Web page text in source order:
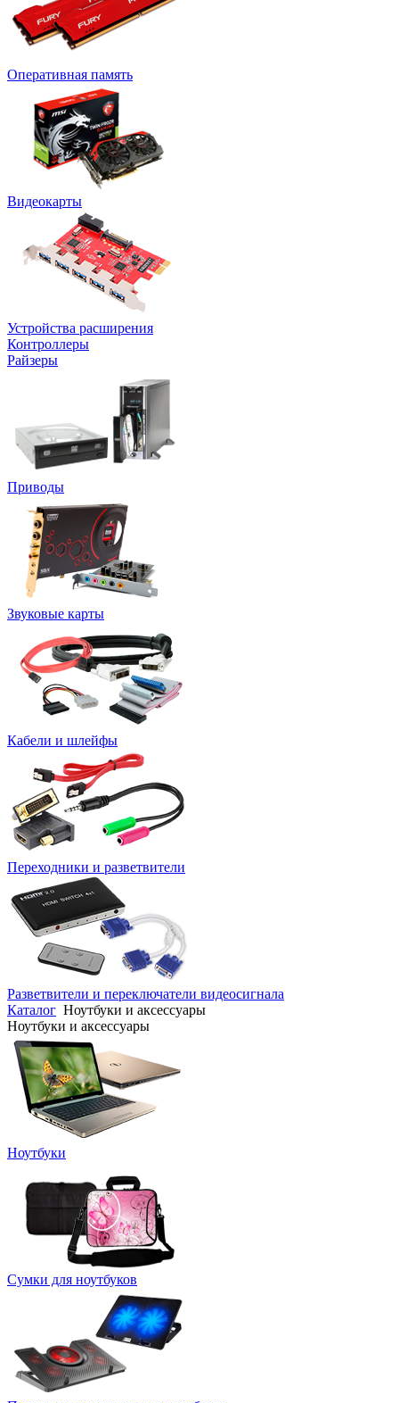
Оперативная память
Видеокарты
Устройства расширения
Контроллеры
Райзеры
Приводы
Звуковые карты
Кабели и шлейфы
Переходники и разветвители
Разветвители и переключатели видеосигнала
Каталог Ноутбуки и аксессуары
Ноутбуки и аксессуары
Ноутбуки
Сумки для ноутбуков